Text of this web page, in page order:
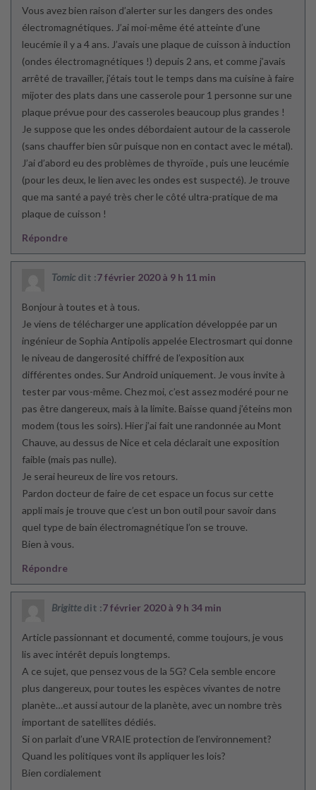
Vous avez bien raison d’alerter sur les dangers des ondes
électromagnétiques. J’ai moi-même été atteinte d’une
leucémie il y a 4 ans. J’avais une plaque de cuisson à induction
(ondes électromagnétiques !) depuis 2 ans, et comme j’avais
arrêté de travailler, j’étais tout le temps dans ma cuisine à faire
mijoter des plats dans une casserole pour 1 personne sur une
plaque prévue pour des casseroles beaucoup plus grandes !
Je suppose que les ondes débordaient autour de la casserole
(sans chauffer bien sûr puisque non en contact avec le métal).
J’ai d’abord eu des problèmes de thyroïde , puis une leucémie
(pour les deux, le lien avec les ondes est suspecté). Je trouve
que ma santé a payé très cher le côté ultra-pratique de ma
plaque de cuisson !
Répondre
Tomic dit :7 février 2020 à 9 h 11 min
Bonjour à toutes et à tous.
Je viens de télécharger une application développée par un
ingénieur de Sophia Antipolis appelée Electrosmart qui donne
le niveau de dangerosité chiffré de l’exposition aux
différentes ondes. Sur Android uniquement. Je vous invite à
tester par vous-même. Chez moi, c’est assez modéré pour ne
pas être dangereux, mais à la limite. Baisse quand j’éteins mon
modem (tous les soirs). Hier j’ai fait une randonnée au Mont
Chauve, au dessus de Nice et cela déclarait une exposition
faible (mais pas nulle).
Je serai heureux de lire vos retours.
Pardon docteur de faire de cet espace un focus sur cette
appli mais je trouve que c’est un bon outil pour savoir dans
quel type de bain électromagnétique l’on se trouve.
Bien à vous.
Répondre
Brigitte dit :7 février 2020 à 9 h 34 min
Article passionnant et documenté, comme toujours, je vous
lis avec intérêt depuis longtemps.
A ce sujet, que pensez vous de la 5G? Cela semble encore
plus dangereux, pour toutes les espèces vivantes de notre
planète…et aussi autour de la planète, avec un nombre très
important de satellites dédiés.
Si on parlait d’une VRAIE protection de l’environnement?
Quand les politiques vont ils appliquer les lois?
Bien cordialement